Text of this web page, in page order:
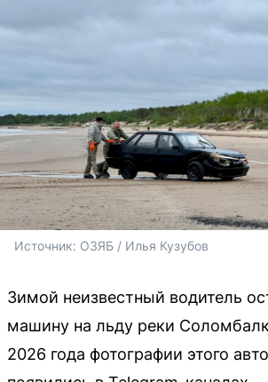
Источник: ОЗЯБ / Илья Кузубов
Зимой неизвестный водитель
машину на льду реки
2026 года фотографии этого